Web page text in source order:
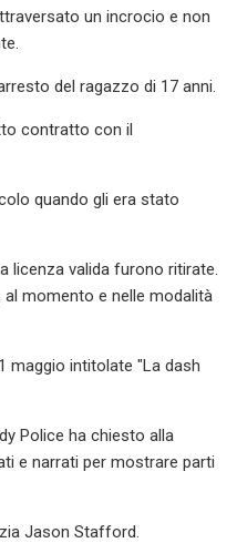
un incrocio e non
del ragazzo di 17 anni.
contratto con il
quando gli era stato
licenza valida furono ritirate.
momento e nelle modalità
maggio intitolate "La dash
Police ha chiesto alla
e narrati per mostrare parti
Jason Stafford.